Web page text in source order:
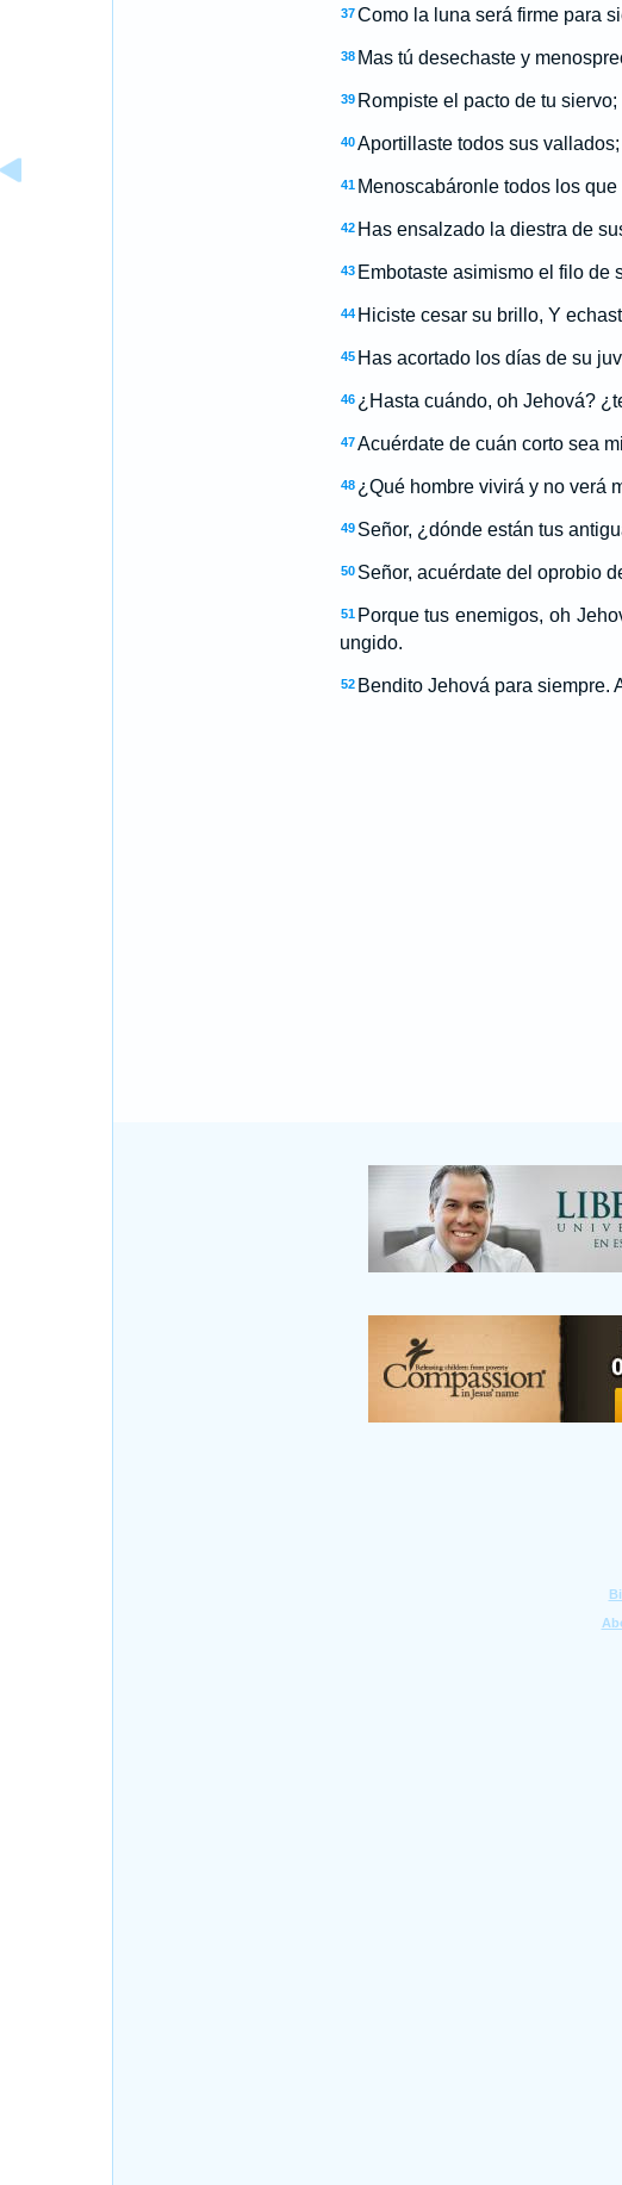
37 Como la luna será firme para
38 Mas tú desechaste y
39 Rompiste el pacto de tu
40 Aportillaste todos sus
41 Menoscabáronle todos los
42 Has ensalzado la diestra de
43 Embotaste asimismo el filo de
44 Hiciste cesar su brillo, Y
45 Has acortado los días de su
46 ¿Hasta cuándo, oh Jehová?
47 Acuérdate de cuán corto sea
48 ¿Qué hombre vivirá y no verá
49 Señor, ¿dónde están tus
50 Señor, acuérdate del oprobio
51 Porque tus enemigos, oh
ungido.
52 Bendito Jehová para siempre.